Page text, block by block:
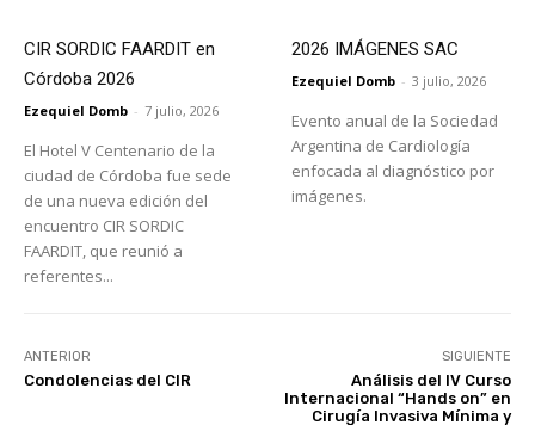
CIR SORDIC FAARDIT en
Córdoba 2026
Ezequiel Domb - 7 julio, 2026
El Hotel V Centenario de la
ciudad de Córdoba fue sede
de una nueva edición del
encuentro CIR SORDIC
FAARDIT, que reunió a
referentes...
2026 IMÁGENES SAC
Ezequiel Domb - 3 julio, 2026
Evento anual de la Sociedad
Argentina de Cardiología
enfocada al diagnóstico por
imágenes.
ANTERIOR
Condolencias del CIR
SIGUIENTE
Análisis del IV Curso
Internacional “Hands on” en
Cirugía Invasiva Mínima y